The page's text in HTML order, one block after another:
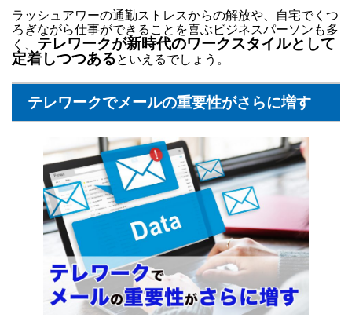
ラッシュアワーの通勤ストレスからの解放や、自宅でくつ
ろぎながら仕事ができることを喜ぶビジネスパーソンも多
く、 テレワークが新時代のワークスタイルとして
定着しつつあるといえるでしょう。
テレワークでメールの重要性がさらに増す